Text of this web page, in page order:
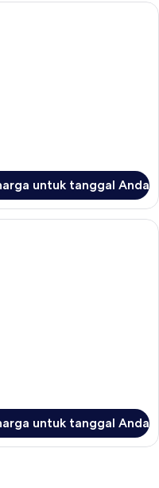
Deluks | 1 kamar tidur,
untuk tanggal Anda
Eksekutif | 1 kamar tidur,
untuk tanggal Anda